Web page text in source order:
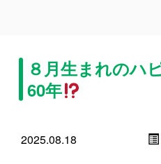
８月生まれのハ
60年
2025.08.18